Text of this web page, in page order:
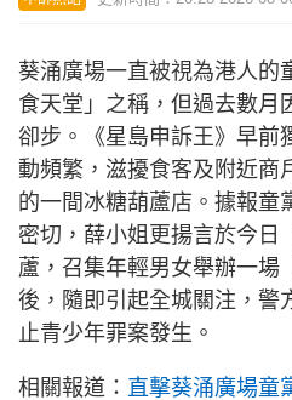
葵涌廣場一直被視為港人的
食天堂」之稱，但過去數月
卻步。《星島申訴王》早前
動頻繁，滋擾食客及附近商
的一間冰糖葫蘆店。據報童
密切，薛小姐更揚言於今日
蘆，召集年輕男女舉辦一場
後，隨即引起全城關注，警
止青少年罪案發生。
相關報道： 直擊葵涌廣場童